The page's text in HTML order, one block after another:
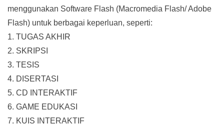
menggunakan Software Flash (Macromedia Flash/ Adobe
Flash) untuk berbagai keperluan, seperti:
1. TUGAS AKHIR
2. SKRIPSI
3. TESIS
4. DISERTASI
5. CD INTERAKTIF
6. GAME EDUKASI
7. KUIS INTERAKTIF